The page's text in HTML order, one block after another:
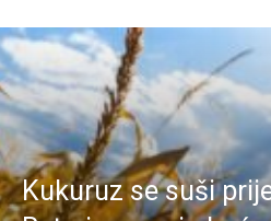
Kukuruz se suši